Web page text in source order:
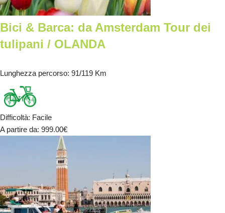
Bici & Barca: da Amsterdam Tour dei
tulipani / OLANDA
Lunghezza percorso: 91/119 Km
Difficoltà: Facile
A partire da: 999.00€